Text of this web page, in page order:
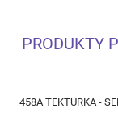
PRODUKTY
458A TEKTURKA -